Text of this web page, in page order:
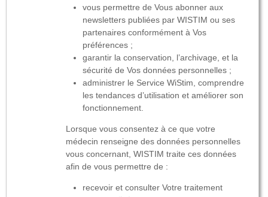
vous permettre de Vous abonner aux
newsletters publiées par WISTIM ou ses
partenaires conformément à Vos
préférences ;
garantir la conservation, l’archivage, et la
sécurité de Vos données personnelles ;
administrer le Service WiStim, comprendre
les tendances d’utilisation et améliorer son
fonctionnement.
Lorsque vous consentez à ce que votre
médecin renseigne des données personnelles
vous concernant, WISTIM traite ces données
afin de vous permettre de :
recevoir et consulter Votre traitement